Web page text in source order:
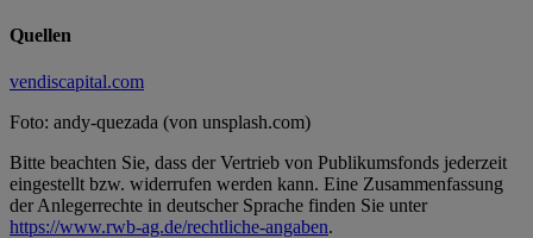
Quellen
vendiscapital.com
Foto: andy-quezada (von unsplash.com)
Bitte beachten Sie, dass der Vertrieb von Publikumsfonds jederzeit
eingestellt bzw. widerrufen werden kann. Eine Zusammenfassung
der Anlegerrechte in deutscher Sprache finden Sie unter
https://www.rwb-ag.de/rechtliche-angaben.